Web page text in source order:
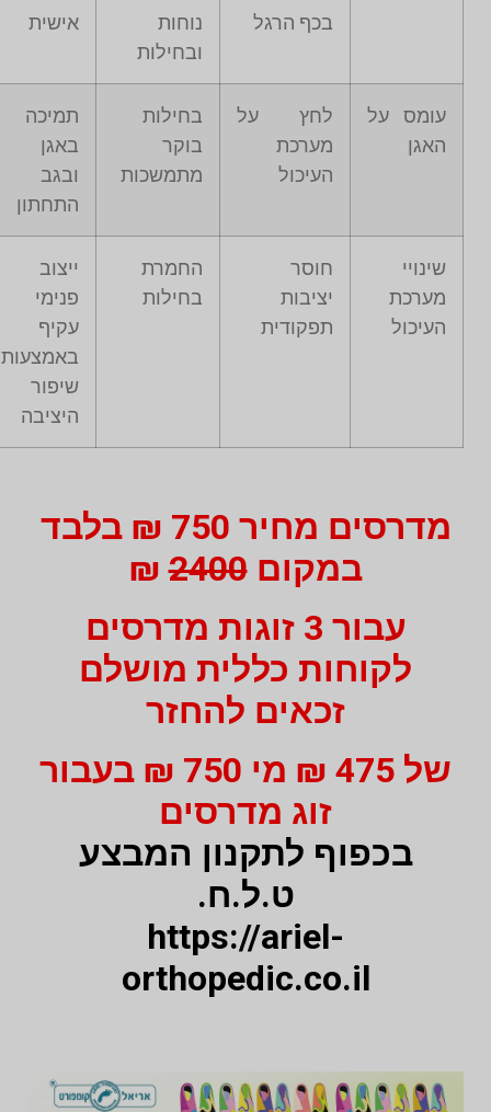
בכף הרגל
נוחות
ובחילות
אישית
עומס על
האגן
לחץ על
מערכת
העיכול
בחילות
בוקר
מתמשכות
תמיכה
באגן
ובגב
התחתון
שינויי
מערכת
העיכול
חוסר
יציבות
תפקודית
החמרת
בחילות
ייצוב
פנימי
עקיף
באמצעות
שיפור
היציבה
מדרסים מחיר 750 ₪ בלבד
במקום2400
₪
עבור 3 זוגות מדרסים
לקוחות כללית מושלם
זכאים להחזר
של 475 ₪ מי 750 ₪ בעבור
זוג מדרסים
בכפוף לתקנון המבצע
ט.ל.ח.
https://ariel-
orthopedic.co.il